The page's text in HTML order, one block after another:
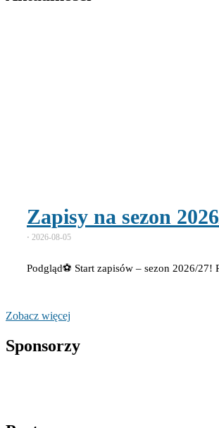
Zapisy na sezon
⋅ 2026-08-05
Podgląd⚽ Start zapisów – sezon 2026/
Zobacz więcej
Sponsorzy